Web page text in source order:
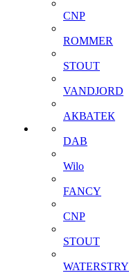
CNP
ROMMER
STOUT
VANDJORD
АКВАТЕК
DAB
Wilo
FANCY
CNP
STOUT
WATERSTRY